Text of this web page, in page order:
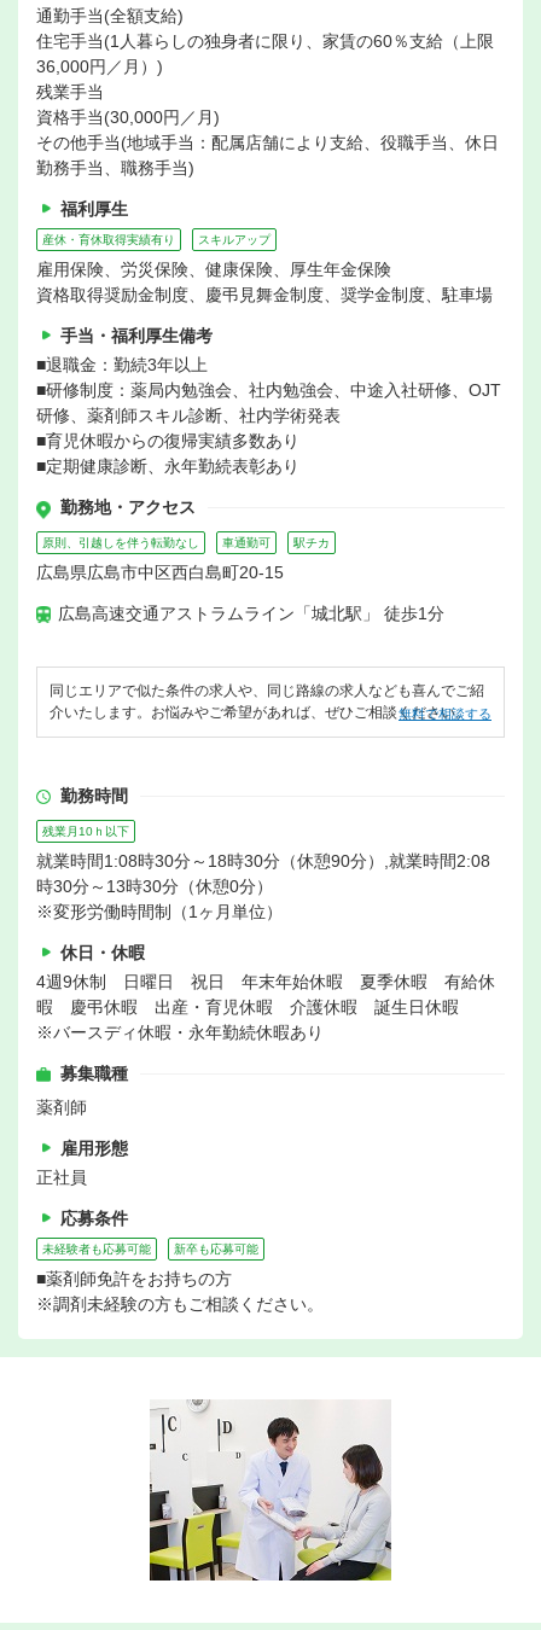
通勤手当(全額支給)
住宅手当(1人暮らしの独身者に限り、家賃の60％支給（上限
36,000円／月）)
残業手当
資格手当(30,000円／月)
その他手当(地域手当：配属店舗により支給、役職手当、休日
勤務手当、職務手当)
福利厚生
産休・育休取得実績有り スキルアップ
雇用保険、労災保険、健康保険、厚生年金保険
資格取得奨励金制度、慶弔見舞金制度、奨学金制度、駐車場
手当・福利厚生備考
■退職金：勤続3年以上
■研修制度：薬局内勉強会、社内勉強会、中途入社研修、OJT
研修、薬剤師スキル診断、社内学術発表
■育児休暇からの復帰実績多数あり
■定期健康診断、永年勤続表彰あり
勤務地・アクセス
原則、引越しを伴う転勤なし 車通勤可 駅チカ
広島県広島市中区西白島町20-15
広島高速交通アストラムライン「城北駅」 徒歩1分
同じエリアで似た条件の求人や、同じ路線の求人なども喜んでご紹
介いたします。お悩みやご希望があれば、ぜひご相談ください。
無料で相談する
勤務時間
残業月10ｈ以下
就業時間1:08時30分～18時30分（休憩90分）,就業時間2:08
時30分～13時30分（休憩0分）
※変形労働時間制（1ヶ月単位）
休日・休暇
4週9休制 日曜日 祝日 年末年始休暇 夏季休暇 有給休
暇 慶弔休暇 出産・育児休暇 介護休暇 誕生日休暇
※バースディ休暇・永年勤続休暇あり
募集職種
薬剤師
雇用形態
正社員
応募条件
未経験者も応募可能 新卒も応募可能
■薬剤師免許をお持ちの方
※調剤未経験の方もご相談ください。